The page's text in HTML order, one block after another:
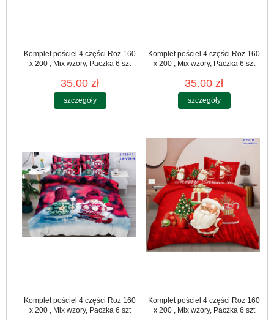
Komplet pościel 4 części Roz 160
x 200 , Mix wzory, Paczka 6 szt
35.00 zł
szczegóły
Komplet pościel 4 części Roz 160
x 200 , Mix wzory, Paczka 6 szt
35.00 zł
szczegóły
Komplet pościel 4 części Roz 160
x 200 , Mix wzory, Paczka 6 szt
Komplet pościel 4 części Roz 160
x 200 , Mix wzory, Paczka 6 szt